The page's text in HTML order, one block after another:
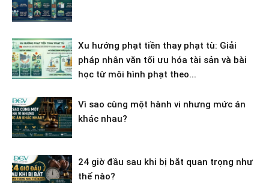
Xu hướng phạt tiền thay phạt tù: Giải
pháp nhân văn tối ưu hóa tài sản và bài
học từ môi hình phạt theo...
Vì sao cùng một hành vi nhưng mức án
khác nhau?
24 giờ đầu sau khi bị bắt quan trọng như
thế nào?